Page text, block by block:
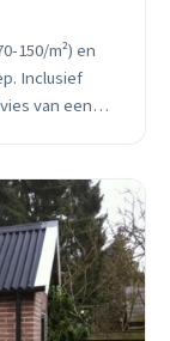
150/m²) en
Inclusief
van een